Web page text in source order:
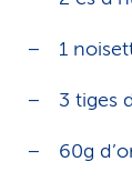
1
3 tiges
60g